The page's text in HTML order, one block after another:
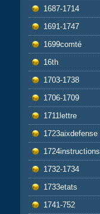
1687-1714
1691-1747
1699comté
16th
1703-1738
1706-1709
1711lettre
1723aixdefense
1724instructions
1732-1734
1733etats
1741-752